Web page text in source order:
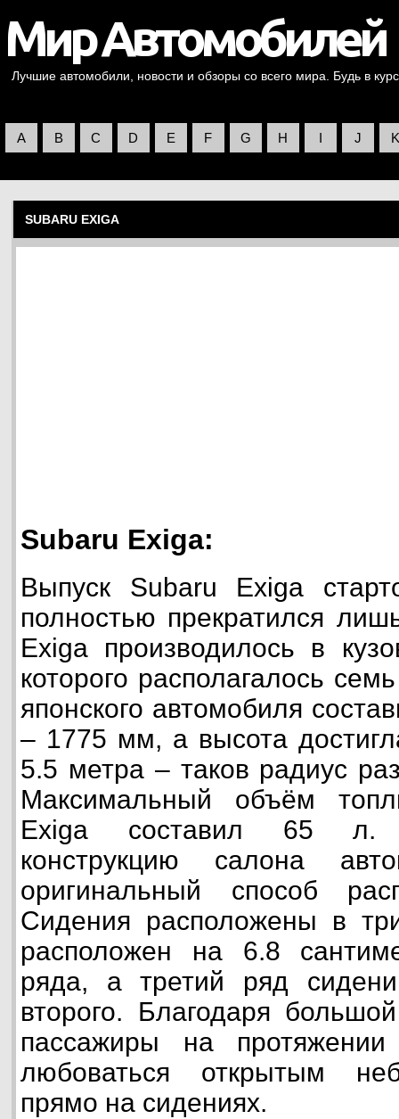
Лучшие автомобили, новости и обзоры со всего мира. Будь в
A B C D E F G H I J K
SUBARU EXIGA
Subaru Exiga:
Выпуск Subaru Exiga
полностью прекратился
Exiga производилось в
которого располагалось
японского автомобиля
– 1775 мм, а высота
5.5 метра – таков радиус
Максимальный объём
Exiga составил 65 л.
конструкцию салона
оригинальный способ
Сидения расположены в
расположен на 6.8
ряда, а третий ряд
второго. Благодаря
пассажиры на
любоваться открытым
прямо на сидениях.